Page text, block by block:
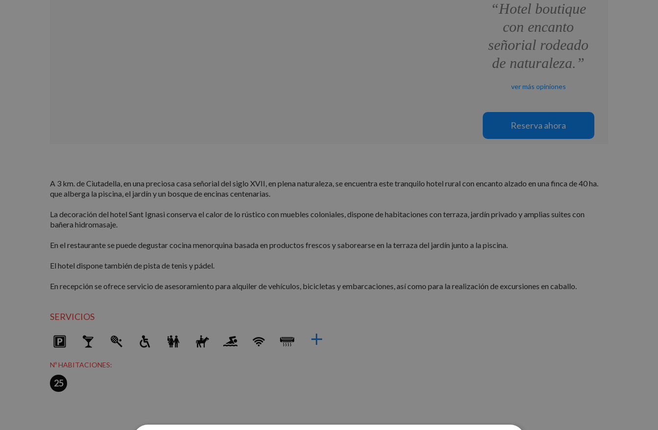
“Hotel boutique
con encanto
señorial rodeado
de naturaleza.”
ver más opiniones
Reserva ahora
A 3 km. de Ciutadella, en una preciosa casa señorial del siglo XVII, en plena naturaleza, se encuentra este tranquilo hotel rural con encanto alzado en una finca de 40 ha.
que alberga la piscina, el jardín y un bosque de encinas centenarias.
La decoración del hotel Sant Ignasi conserva el calor de lo rústico con muebles coloniales, dispone de habitaciones con terraza, jardín privado y amplias suites con
bañera hidromasaje.
En el restaurante se puede degustar cocina menorquina basada en productos frescos y saborearse en la terraza del jardín junto a la piscina.
El hotel dispone también de pista de tenis y pádel.
En recepción se ofrece servicio de asesoramiento para alquiler de vehículos, bicicletas y embarcaciones, así como para la realización de excursiones en caballo.
SERVICIOS
+
Nº HABITACIONES:
25